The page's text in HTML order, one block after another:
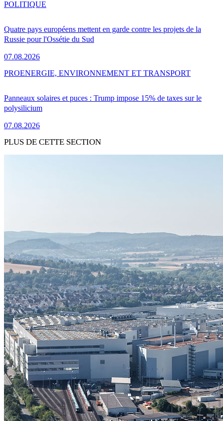
Quatre pays européens mettent en garde contre les projets de la
Russie pour l'Ossétie du Sud
07.08.2026
POLITIQUE
Panneaux solaires et puces : Trump impose 15% de taxes sur le
polysilicium
07.08.2026
PROENERGIE, ENVIRONNEMENT ET TRANSPORT
PLUS DE CETTE SECTION